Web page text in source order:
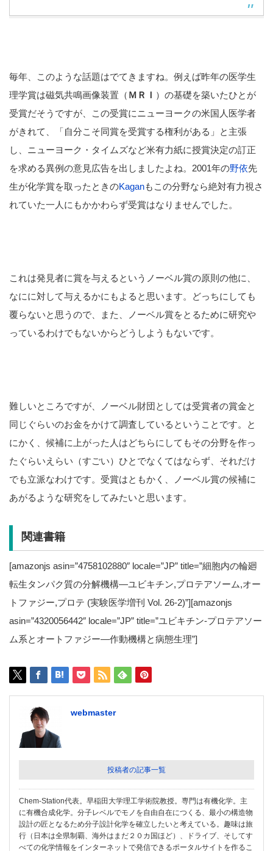
毎年、このような話題はでてきますね。例えば昨年の医学生
理学賞は磁気共鳴画像装置（ ＭＲＩ ）の基礎を築いたひとが
受賞だそうですが、この受賞にニューヨークの米国人医学者
がきれて、「自分こそ同賞を受賞する権利がある」と主張
し、ニューヨーク・タイムズなど米有力紙に授賞決定の訂正
を求める異例の意見広告を出しましたよね。2001年の野依先
生が化学賞を取ったときのKaganもこの分野なら絶対有力視さ
れていた一人にもかかわらず受賞はなりませんでした。
これは発見者に賞を与えるというノーベル賞の原則の他に、
なにに対して与えるかにもよると思います。どっちにしても
覆らないと思うので、また、ノーベル賞をとるために研究や
っているわけでもないからどうしようもないです。
難しいところですが、ノーベル財団としては受賞者の賞金と
同じぐらいのお金をかけて調査しているということです。と
にかく、候補に上がった人はどちらにしてもその分野を作っ
たぐらいえらい（すごい）ひとでなくてはならず、それだけ
でも立派なわけです。受賞はともかく、ノーベル賞の候補に
あがるような研究をしてみたいと思います。
関連書籍
[amazonjs asin=”4758102880″ locale=”JP” title=”細胞内の輪廻
転生タンパク質の分解機構―ユビキチン,プロテアソーム,オー
トファジー,プロテ (実験医学増刊 Vol. 26-2)”][amazonjs
asin=”4320056442″ locale=”JP” title=”ユビキチン‐プロテアソー
ム系とオートファジー―作動機構と病態生理”]
webmaster
投稿者の記事一覧
Chem-Station代表。早稲田大学理工学術院教授。専門は有機化学。主
に有機合成化学。分子レベルでモノを自由自在につくる、最小の構造物
設計の匠となるため分子設計化学を確立したいと考えている。趣味は旅
行（日本は全県制覇、海外はまだ２０カ国ほど）、ドライブ、そしてす
べての化学情報をインターネットで発信できるポータルサイトを作るこ